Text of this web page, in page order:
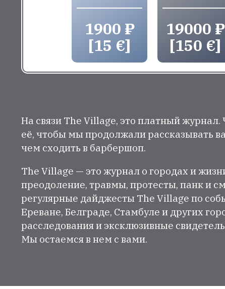
1900 ₽
[15 €]
19000 ₽
[150 €]
На связи The Village, это платный
её, чтобы мы продолжали рассказывать
чем сходить в барбершоп.
The Village — это журнал о городах и
преодоление, травмы, протесты, панк и
регулярные дайджесты The Village по
Ереване, Белграде, Стамбуле и других
расследования и эксклюзивные
Мы остаемся в нем с вами.